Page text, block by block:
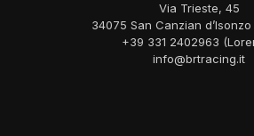
Via Trieste, 45
34075 San Canzian
+39 331 2402963
info@brtracing.it